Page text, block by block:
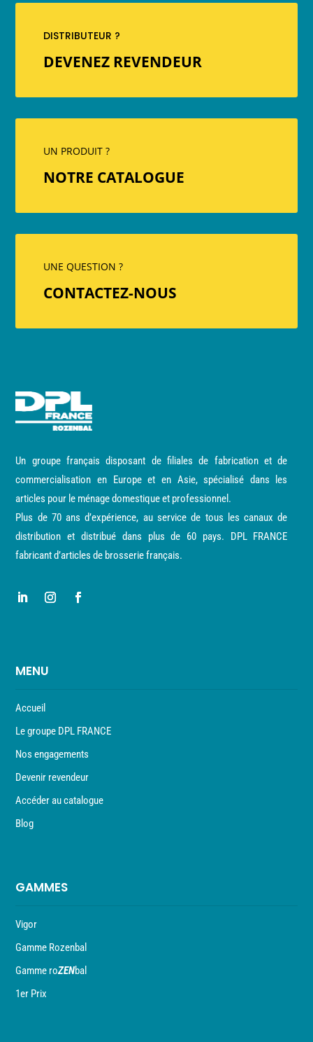
DISTRIBUTEUR ?
DEVENEZ REVENDEUR
UN PRODUIT ?
NOTRE CATALOGUE
UNE QUESTION ?
CONTACTEZ-NOUS
Un groupe français disposant de filiales de fabrication et de
commercialisation en Europe et en Asie, spécialisé dans les
articles pour le ménage domestique et professionnel.
Plus de 70 ans d’expérience, au service de tous les canaux de
distribution et distribué dans plus de 60 pays. DPL FRANCE
fabricant d’articles de brosserie français.
MENU
Accueil
Le groupe DPL FRANCE
Nos engagements
Devenir revendeur
Accéder au catalogue
Blog
GAMMES
Vigor
Gamme Rozenbal
Gamme roZENbal
1er Prix